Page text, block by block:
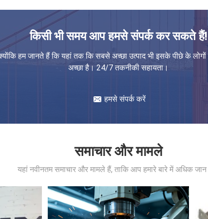
मुद्रांकन भागों
OEM कस्टम समायोज्य
स्टील ब्रैकेट के साथ शिकंजा
स्टेनलेस स्टील कार्बन
किसी भी समय आप हमसे संपर्क कर सकते हैं!
हम जानते हैं कि यहां तक कि सबसे अच्छा उत्पाद भी इसके पीछे के
अच्छा है। 24/7 तकनीकी सहायता।
हमसे संपर्क करें
समाचार और मामले
यहां नवीनतम समाचार और मामले हैं, ताकि आप हमारे बारे में अधिक